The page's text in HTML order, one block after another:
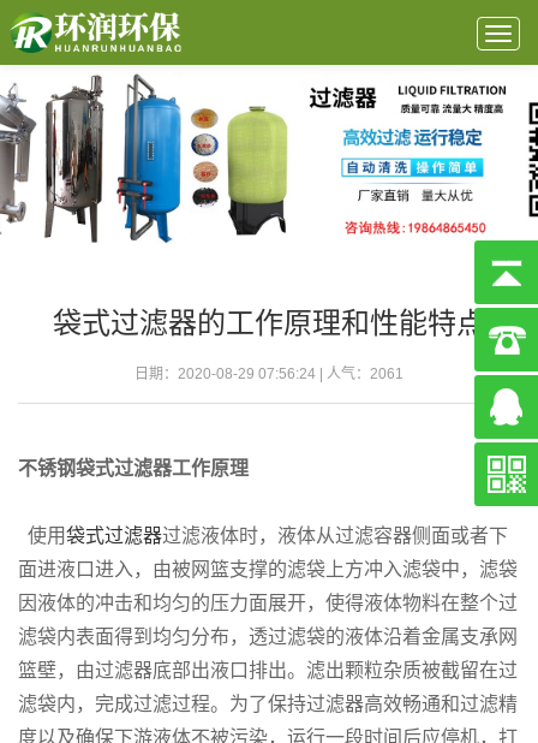
袋式过滤器的工作原理和性能特点
日期：2020-08-29 07:56:24 | 人气： 2061
不锈钢袋式过滤器工作原理
使用袋式过滤器过滤液体时，液体从过滤容器侧面或者下
面进液口进入，由被网篮支撑的滤袋上方冲入滤袋中，滤袋
因液体的冲击和均匀的压力面展开，使得液体物料在整个过
滤袋内表面得到均匀分布，透过滤袋的液体沿着金属支承网
篮壁，由过滤器底部出液口排出。滤出颗粒杂质被截留在过
滤袋内，完成过滤过程。为了保持过滤器高效畅通和过滤精
度以及确保下游液体不被污染，运行一段时间后应停机，打